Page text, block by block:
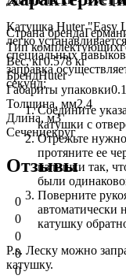
Катушка Huter "Easy
легко
специальных
заправка
секунд:
Соедините
катушки с
Отрежьте
протяните ее
излишки так,
были
Поверните
автоматически
катушку
P.s. Леску можно
катушку.
Страна бренда
Тип комплектующих
Вес, кг0.578 кг
БрендHuter
Габариты упаковки
Толщина, мм2.4
Длина, м3
Сечениекруг
Отзывы
0
0
0
0
0